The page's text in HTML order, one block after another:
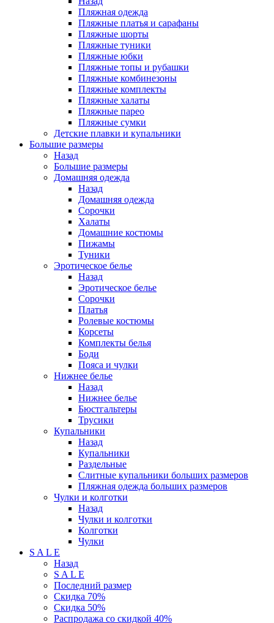
Пляжная одежда
Пляжные платья и сарафаны
Пляжные шорты
Пляжные туники
Пляжные юбки
Пляжные топы и рубашки
Пляжные комбинезоны
Пляжные комплекты
Пляжные халаты
Пляжные парео
Пляжные сумки
Детские плавки и купальники
Большие размеры
Назад
Большие размеры
Домашняя одежда
Назад
Домашняя одежда
Сорочки
Халаты
Домашние костюмы
Пижамы
Туники
Эротическое белье
Назад
Эротическое белье
Сорочки
Платья
Ролевые костюмы
Корсеты
Комплекты белья
Боди
Пояса и чулки
Нижнее белье
Назад
Нижнее белье
Бюстгальтеры
Трусики
Купальники
Назад
Купальники
Раздельные
Слитные купальники больших размеров
Пляжная одежда больших размеров
Чулки и колготки
Назад
Чулки и колготки
Колготки
Чулки
S A L E
Назад
S A L E
Последний размер
Скидка 70%
Скидка 50%
Распродажа со скидкой 40%